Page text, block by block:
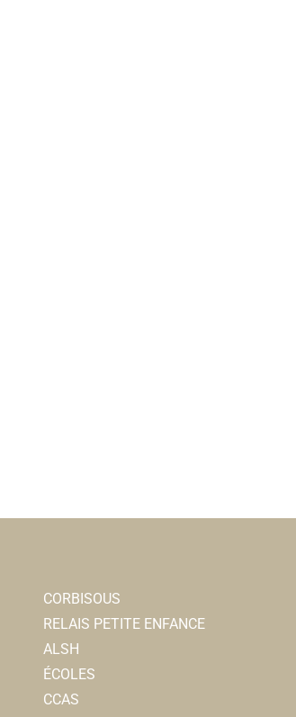
CORBISOUS
RELAIS PETITE ENFANCE
ALSH
ÉCOLES
CCAS